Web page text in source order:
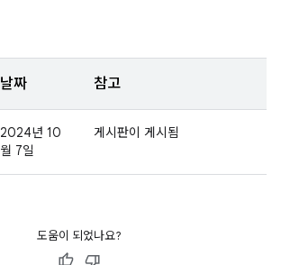
날짜 참고
2024년 10
월 7일
게시판이 게시됨
도움이 되었나요?